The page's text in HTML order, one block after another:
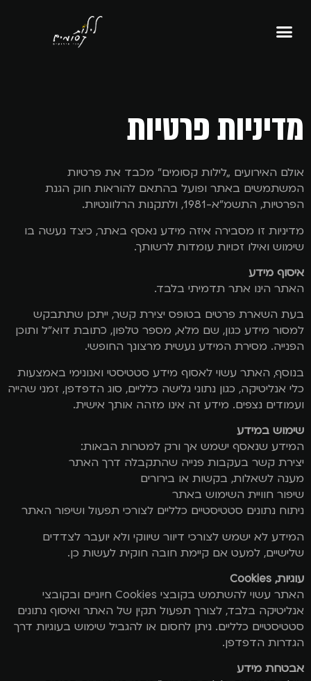
מדיניות פרטיות
אולם האירועים „לילות קסומים” מכבד את פרטיות
המשתמשים באתר ופועל בהתאם להוראות חוק הגנת
הפרטיות, התשמ"א-1981, ולתקנות הרלוונטיות.
מדיניות זו מסבירה איזה מידע נאסף באתר, כיצד נעשה בו
שימוש ואילו זכויות עומדות לרשותך.
איסוף מידע
האתר הינו אתר תדמיתי בלבד.
בעת השארת פרטים בטופס יצירת קשר, ייתכן שתתבקש
למסור מידע כגון, שם מלא, מספר טלפון, כתובת דוא"ל ותוכן
הפנייה. מסירת המידע נעשית מרצונך החופשי.
בנוסף, האתר עשוי לאסוף מידע סטטיסטי ואנונימי באמצעות
כלי אנליטיקה, כגון נתוני גלישה כלליים, סוג הדפדפן, זמני שהייה
ועמודים נצפים. מידע זה אינו מזהה אותך אישית.
שימוש במידע
המידע שנאסף ישמש אך ורק למטרות הבאות:
יצירת קשר בעקבות פנייה שהתקבלה דרך האתר
מענה לשאלות, בקשות או בירורים
שיפור חוויית השימוש באתר
ניתוח נתונים סטטיסטיים כלליים לצורכי תפעול ושיפור האתר
המידע לא ישמש לצורכי דיוור שיווקי ולא יועבר לצדדים
שלישיים, למעט אם קיימת חובה חוקית לעשות כן.
עוגיות, Cookies
האתר עשוי להשתמש בקובצי Cookies חיוניים ובקובצי
אנליטיקה בלבד, לצורך תפעול תקין של האתר ואיסוף נתונים
סטטיסטיים כלליים. ניתן לחסום או להגביל שימוש בעוגיות דרך
הגדרות הדפדפן.
אבטחת מידע